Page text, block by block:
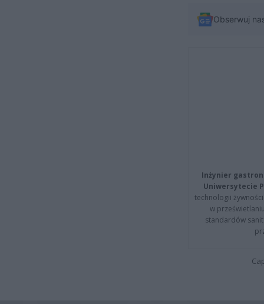
Obserwuj
Inżynier
Uniwersytecie
technologii
w
standardów